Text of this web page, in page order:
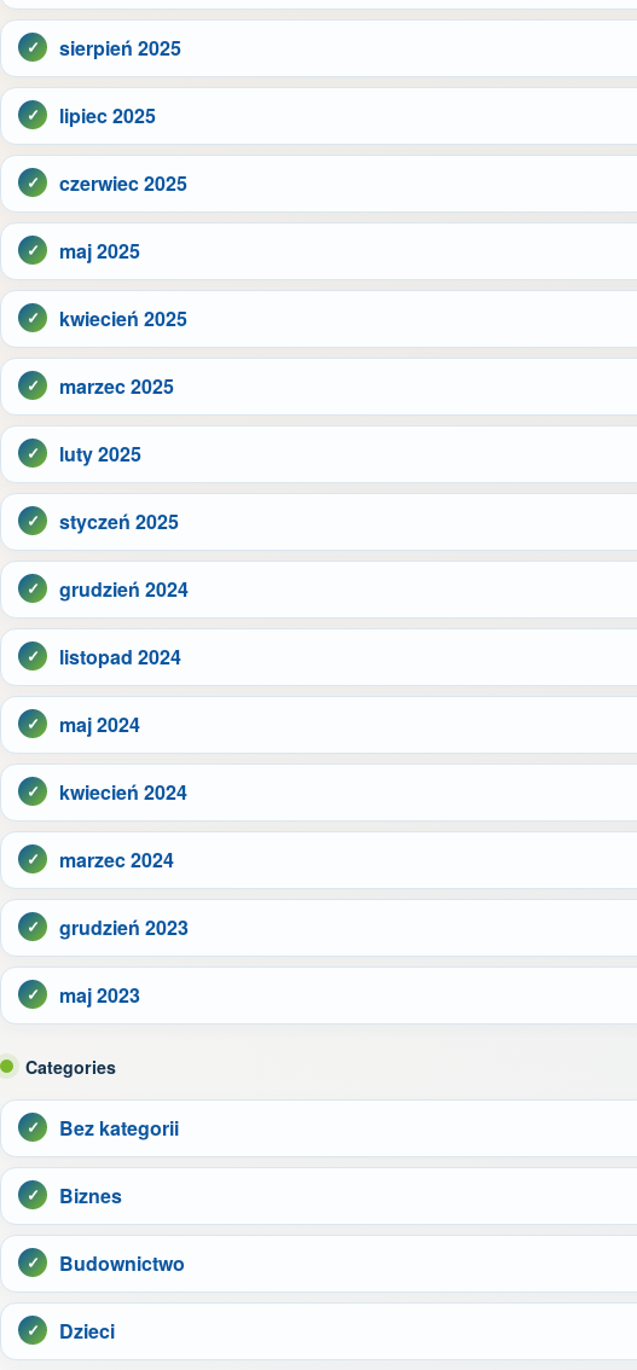
sierpień 2025
lipiec 2025
czerwiec 2025
maj 2025
kwiecień 2025
marzec 2025
luty 2025
styczeń 2025
grudzień 2024
listopad 2024
maj 2024
kwiecień 2024
marzec 2024
grudzień 2023
maj 2023
Categories
Bez kategorii
Biznes
Budownictwo
Dzieci